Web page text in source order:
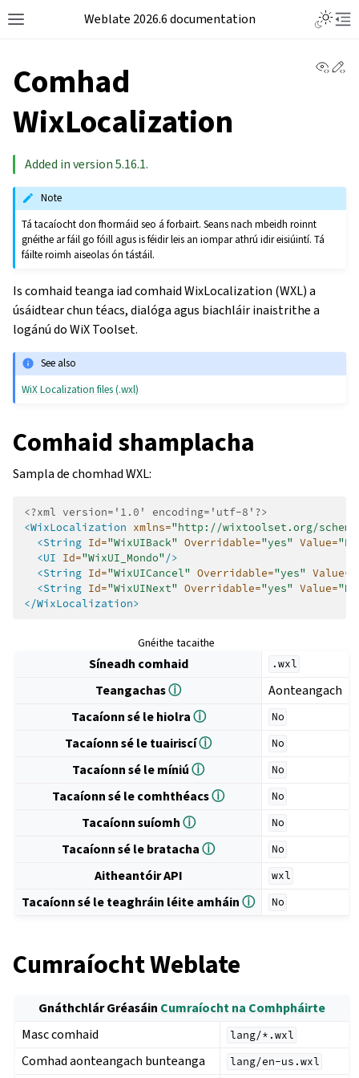
Weblate 2026.6 documentation
Comhad
WixLocalization
Added in version 5.16.1.
Note
Tá tacaíocht don fhormáid seo á forbairt. Seans nach mbeidh roinnt
gnéithe ar fáil go fóill agus is féidir leis an iompar athrú idir eisiúintí. Tá
fáilte roimh aiseolas ón tástáil.
Is comhaid teanga iad comhaid WixLocalization (WXL) a
úsáidtear chun téacs, dialóga agus biachláir inaistrithe a
logánú do WiX Toolset.
See also
WiX Localization files (.wxl)
Comhaid shamplacha
Sampla de chomhad WXL:
<?xml version='1.0' encoding='utf-8'?>
<WixLocalization xmlns="http://wixtoolset.org/
<String Id="WixUIBack" Overridable="yes" Value=
<UI Id="WixUI_Mondo"/>
<String Id="WixUICancel" Overridable="yes" Value=
<String Id="WixUINext" Overridable="yes" Value=
</WixLocalization>
Gnéithe tacaithe
Síneadh comhaid .wxl
Teangachasⓘ
Aonteangach
Tacaíonn sé le hiolraⓘ No
Tacaíonn sé le tuairiscíⓘ No
Tacaíonn sé le míniúⓘ No
Tacaíonn sé le comhthéacsⓘ No
Tacaíonn suíomhⓘ No
Tacaíonn sé le bratachaⓘ No
Aitheantóir API wxl
Tacaíonn sé le teaghráin léite amháinⓘ No
Cumraíocht Weblate
Gnáthchlár Gréasáin Cumraíocht na Comhpháirte
Masc comhaid
lang/*.wxl
Comhad aonteangach bunteanga lang/en-us.wxl